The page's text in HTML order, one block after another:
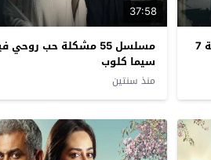
مسلسل 55 مشكلة حب روحي فيك الحلقة 7
37:58
سيما كلوب
منذ سنتين